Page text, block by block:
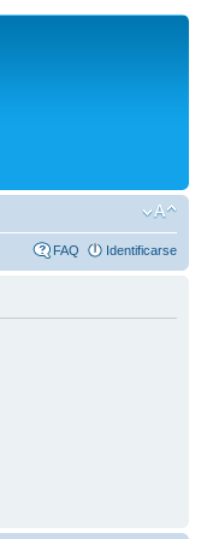
FAQ Identificarse